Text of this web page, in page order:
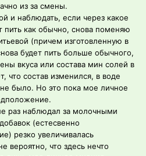
из за смены.
и наблюдать, если через какое
пить как обычно, снова поменяю
(причем изготовленную в
будет пить больше обычного,
вкуса или состава мин солей в
что состав изменился, в воде
было. Но это пока мое личное
раз наблюдал за молочными
(естесвенно
резко увеличивалась
вероятно, что здесь нечто